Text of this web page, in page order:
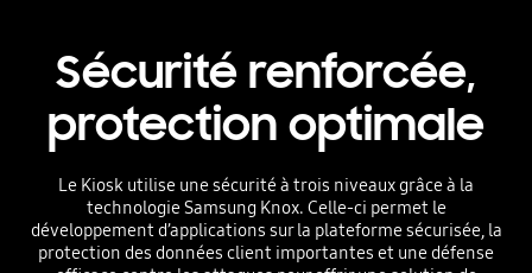
Sécurité renforcée,
protection optimale
Le Kiosk utilise une sécurité à trois niveaux grâce à la
technologie Samsung Knox. Celle-ci permet le
développement d’applications sur la plateforme sécurisée, la
protection des données client importantes et une défense